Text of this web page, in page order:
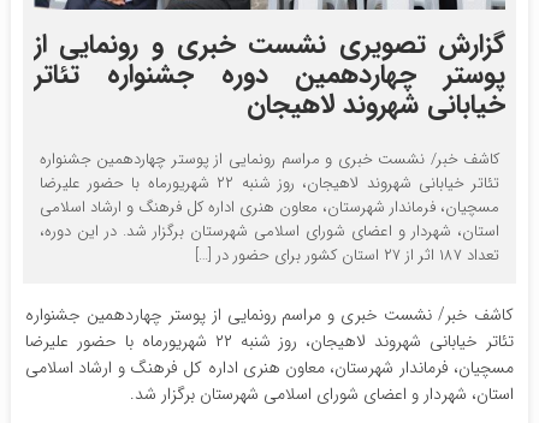
گزارش تصویری نشست خبری و رونمایی از
پوستر چهاردهمین دوره جشنواره تئاتر
خیابانی شهروند لاهیجان
کاشف خبر/ نشست خبری و مراسم رونمایی از پوستر چهاردهمین جشنواره
تئاتر خیابانی شهروند لاهیجان، روز شنبه ۲۲ شهریورماه با حضور علیرضا
مسچیان، فرماندار شهرستان، معاون هنری اداره کل فرهنگ و ارشاد اسلامی
استان، شهردار و اعضای شورای اسلامی شهرستان برگزار شد. در این دوره،
تعداد ۱۸۷ اثر از ۲۷ استان کشور برای حضور در […]
کاشف خبر/ نشست خبری و مراسم رونمایی از پوستر چهاردهمین جشنواره
تئاتر خیابانی شهروند لاهیجان، روز شنبه ۲۲ شهریورماه با حضور علیرضا
مسچیان، فرماندار شهرستان، معاون هنری اداره کل فرهنگ و ارشاد اسلامی
استان، شهردار و اعضای شورای اسلامی شهرستان برگزار شد.